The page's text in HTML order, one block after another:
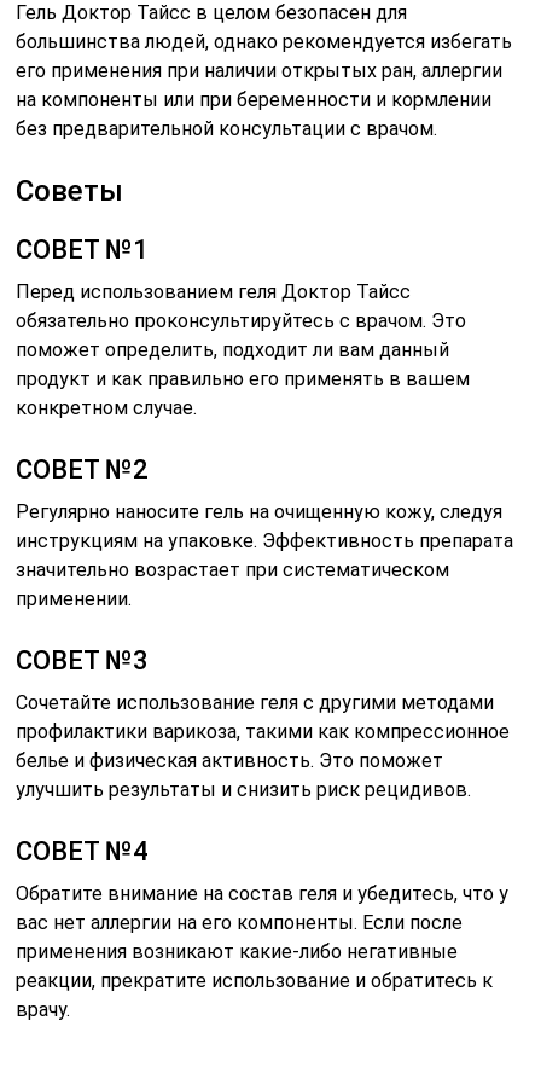
Гель Доктор Тайсс в целом безопасен для
большинства людей, однако рекомендуется избегать
его применения при наличии открытых ран, аллергии
на компоненты или при беременности и кормлении
без предварительной консультации с врачом.
Советы
СОВЕТ №1
Перед использованием геля Доктор Тайсс
обязательно проконсультируйтесь с врачом. Это
поможет определить, подходит ли вам данный
продукт и как правильно его применять в вашем
конкретном случае.
СОВЕТ №2
Регулярно наносите гель на очищенную кожу, следуя
инструкциям на упаковке. Эффективность препарата
значительно возрастает при систематическом
применении.
СОВЕТ №3
Сочетайте использование геля с другими методами
профилактики варикоза, такими как компрессионное
белье и физическая активность. Это поможет
улучшить результаты и снизить риск рецидивов.
СОВЕТ №4
Обратите внимание на состав геля и убедитесь, что у
вас нет аллергии на его компоненты. Если после
применения возникают какие-либо негативные
реакции, прекратите использование и обратитесь к
врачу.